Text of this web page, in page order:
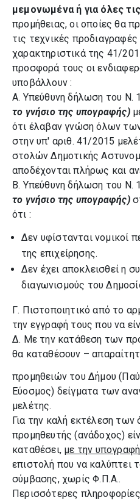
μεμονωμένα ή για όλες
προμήθειας, οι οποίες θα
τις τεχνικές
χαρακτηριστικά της 41/
προσφορά τους οι
υποβάλλουν :
Α. Υπεύθυνη δήλωση του Ν.
το γνήσιο της υπογραφής)
ότι έλαβαν γνώση όλων
στην υπ' αριθ. 41/2015
στολών Δημοτικής
αποδέχονται πλήρως και
Β. Υπεύθυνη δήλωση του Ν.
το γνήσιο της υπογραφής)
ότι :
Δεν υφίστανται νομικοί
της επιχείρησης.
Δεν έχει αποκλεισθεί η
διαγωνισμούς του
Γ. Πιστοποιητικό από το
την εγγραφή τους που να
Δ. Με την κατάθεση των
θα καταθέσουν –
προμηθειών του Δήμου
Εύοσμος) δείγματα των
μελέτης.
Για την καλή εκτέλεση
προμηθευτής (ανάδοχος)
καταθέσει, με την
επιστολή που να καλύπτει
σύμβασης, χωρίς Φ.Π.Α..
Περισσότερες